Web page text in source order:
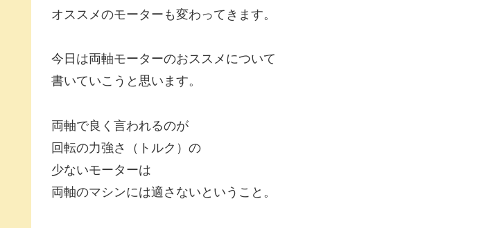
オススメのモーターも変わってきます。
今日は両軸モーターのおススメについて
書いていこうと思います。
両軸で良く言われるのが
回転の力強さ（トルク）の
少ないモーターは
両軸のマシンには適さないということ。